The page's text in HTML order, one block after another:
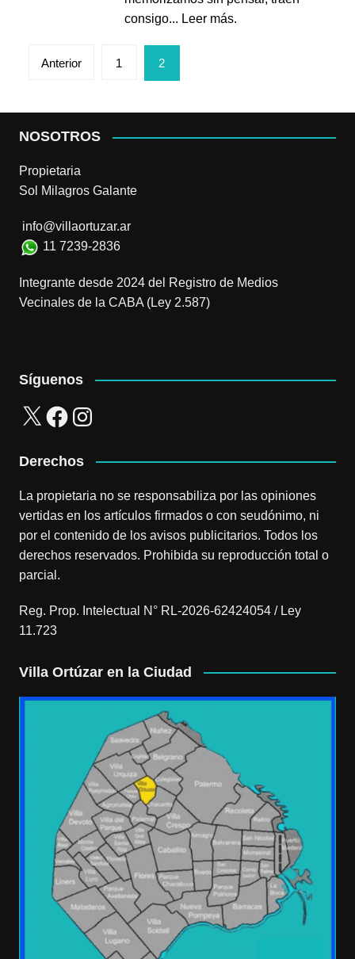
consigo... Leer más.
Paginación
Anterior 1 2
NOSOTROS
Propietaria
Sol Milagros Galante
info@villaortuzar.ar
11 7239-2836
Integrante desde 2024 del Registro de Medios
Vecinales de la CABA (Ley 2.587)
Síguenos
X FacebookInstagram
Derechos
La propietaria no se responsabiliza por las opiniones
vertidas en los artículos firmados o con seudónimo, ni
por el contenido de los avisos publicitarios. Todos los
derechos reservados. Prohibida su reproducción total o
parcial.
Reg. Prop. Intelectual N° RL-2026-62424054 / Ley
11.723
Villa Ortúzar en la Ciudad